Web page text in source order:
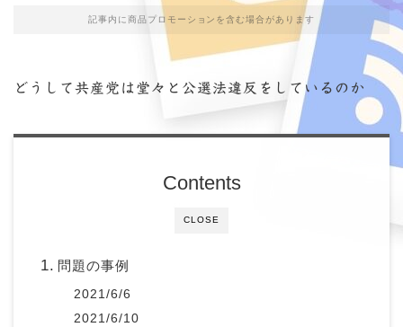
記事内に商品プロモーションを含む場合があります
どうして共産党は堂々と公選法違反をしているのか
CLOSE
Contents
問題の事例
2021/6/6
2021/6/10